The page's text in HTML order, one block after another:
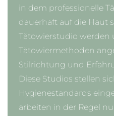
in dem professionelle
dauerhaft auf die Haut
Tätowierstudio werden
Tätowiermethoden
Stilrichtung und
Diese Studios stellen
Hygienestandards
arbeiten in der Regel